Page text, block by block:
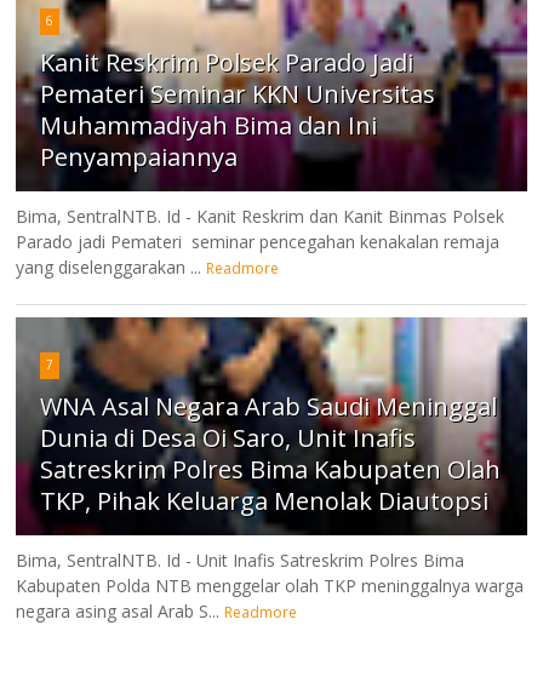
6
Kanit Reskrim Polsek Parado Jadi
Pemateri Seminar KKN Universitas
Muhammadiyah Bima dan Ini
Penyampaiannya
Bima, SentralNTB. Id - Kanit Reskrim dan Kanit Binmas Polsek
Parado jadi Pemateri seminar pencegahan kenakalan remaja
yang diselenggarakan ... Readmore
7
WNA Asal Negara Arab Saudi Meninggal
Dunia di Desa Oi Saro, Unit Inafis
Satreskrim Polres Bima Kabupaten Olah
TKP, Pihak Keluarga Menolak Diautopsi
Bima, SentralNTB. Id - Unit Inafis Satreskrim Polres Bima
Kabupaten Polda NTB menggelar olah TKP meninggalnya warga
negara asing asal Arab S... Readmore